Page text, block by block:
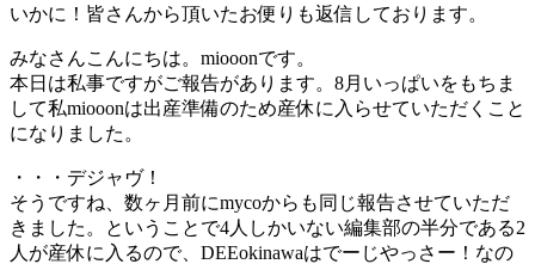
いかに！皆さんから頂いたお便りも返信しております。
みなさんこんにちは。miooonです。
本日は私事ですがご報告があります。8月いっぱいをもちま
して私miooonは出産準備のため産休に入らせていただくこと
になりました。
・・・デジャヴ！
そうですね、数ヶ月前にmycoからも同じ報告させていただ
きました。ということで4人しかいない編集部の半分である2
人が産休に入るので、DEEokinawaはでーじやっさー！なの